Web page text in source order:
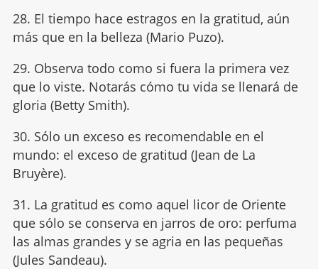
28. El tiempo hace estragos en la gratitud, aún
más que en la belleza (Mario Puzo).
29. Observa todo como si fuera la primera vez
que lo viste. Notarás cómo tu vida se llenará de
gloria (Betty Smith).
30. Sólo un exceso es recomendable en el
mundo: el exceso de gratitud (Jean de La
Bruyère).
31. La gratitud es como aquel licor de Oriente
que sólo se conserva en jarros de oro: perfuma
las almas grandes y se agria en las pequeñas
(Jules Sandeau).